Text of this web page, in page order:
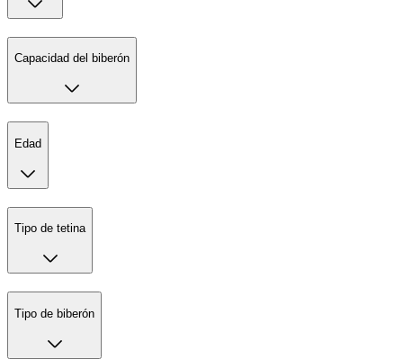
Capacidad del biberón
Edad
Tipo de tetina
Tipo de biberón